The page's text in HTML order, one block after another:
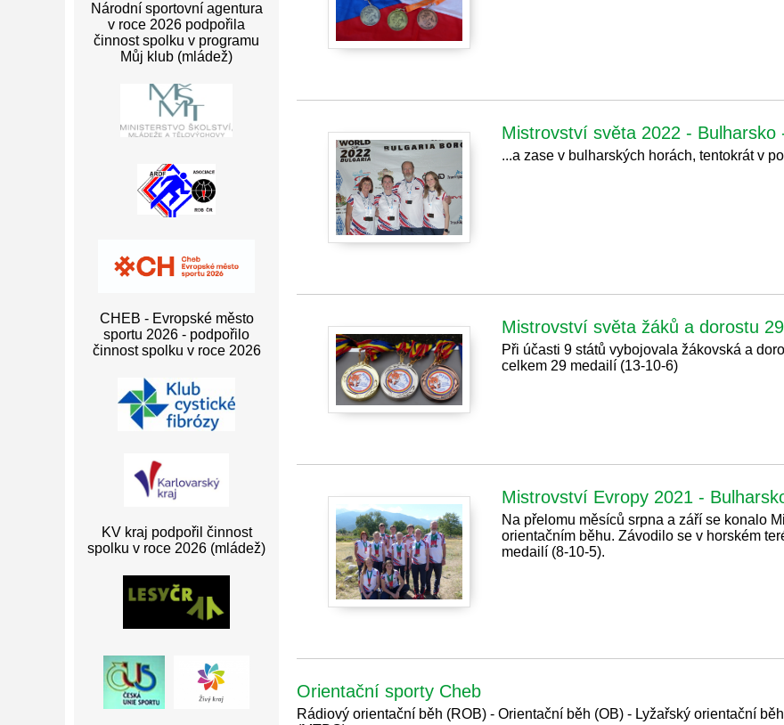
Mistrovství světa 2022 - Bulharsko
...a zase v bulharských horách, tentokrát v
Mistrovství světa žáků a dorostu
Při účasti 9 států vybojovala žákovská a
celkem 29 medailí (13-10-6)
Mistrovství Evropy 2021 -
Na přelomu měsíců srpna a září se konalo
orientačním běhu. Závodilo se v horském
medailí (8-10-5).
Orientační sporty Cheb
Rádiový orientační běh (ROB) - Orientační běh (OB) - Lyžařský orientační
Národní sportovní agentura
v roce 2026 podpořila
činnost spolku v programu
Můj klub (mládež)
CHEB - Evropské město
sportu 2026 - podpořilo
činnost spolku v roce 2026
KV kraj podpořil činnost
spolku v roce 2026 (mládež)